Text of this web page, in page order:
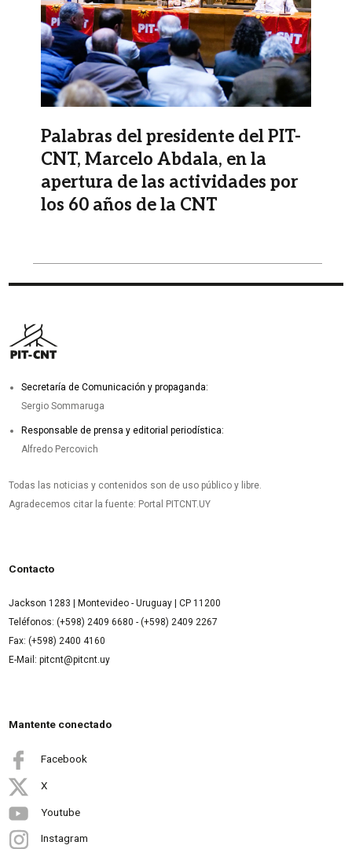
Palabras del presidente del PIT-
CNT, Marcelo Abdala, en la
apertura de las actividades por
los 60 años de la CNT
Secretaría de Comunicación y propaganda:
Sergio Sommaruga
Responsable de prensa y editorial periodística:
Alfredo Percovich
Todas las noticias y contenidos son de uso público y libre.
Agradecemos citar la fuente: Portal PITCNT.UY
Contacto
Jackson 1283 | Montevideo - Uruguay | CP 11200
Teléfonos: (+598) 2409 6680 - (+598) 2409 2267
Fax: (+598) 2400 4160
E-Mail: pitcnt@pitcnt.uy
Mantente conectado
Facebook
X
Youtube
Instagram